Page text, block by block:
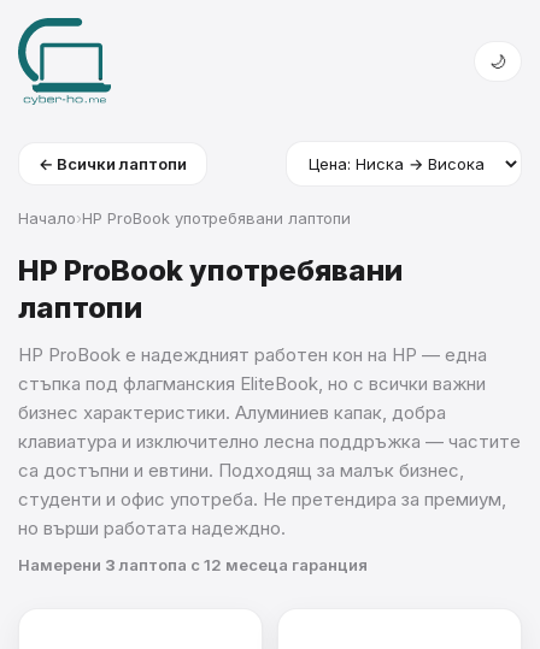
🌙
← Всички лаптопи
Начало›HP ProBook употребявани лаптопи
HP ProBook употребявани
лаптопи
HP ProBook е надеждният работен кон на HP — една
стъпка под флагманския EliteBook, но с всички важни
бизнес характеристики. Алуминиев капак, добра
клавиатура и изключително лесна поддръжка — частите
са достъпни и евтини. Подходящ за малък бизнес,
студенти и офис употреба. Не претендира за премиум,
но върши работата надеждно.
Намерени 3 лаптопа с 12 месеца гаранция